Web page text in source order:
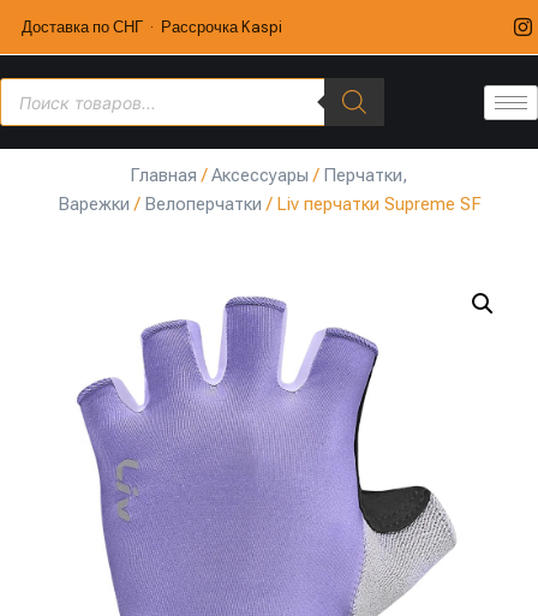
Доставка по СНГ · Рассрочка Kaspi
Главная /Аксессуары / Перчатки,
Варежки / Велоперчатки / Liv перчатки Supreme SF